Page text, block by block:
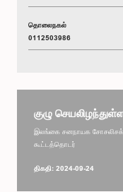
தொலைநகல்
0112503986
குழு
இலங்கை சனநாயக சோசலிசக்
கூட்டத்தொடர்
திகதி: 2024-09-24